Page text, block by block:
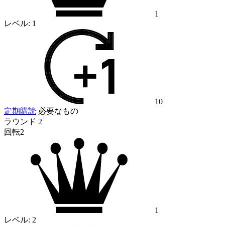
1
レベル: 1
10
定期購読 必要なもの
ラウンド 2
回転2
1
レベル: 2